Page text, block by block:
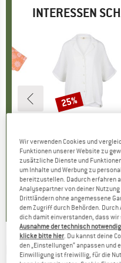
INTERESSEN
Preis
€
Bluse
Preis
55,95 €41,96 €
3,5(2)
Rabatt
25%
RIP CURL -
Wir verwenden Cookies und
Funktionen unserer Website zu
zusätzliche Dienste und
um Inhalte und Werbung zu
bereitzustellen. Dadurch erfahren
Analysepartner von deiner
Drittländern ohne angemessene
dem Zugriff durch Behörden.
dich damit einverstanden, dass
Ausnahme der technisch
klicke bitte hier. Du kannst deine
den „Einstellungen“ anpassen
Einwilligung ist freiwillig, für die